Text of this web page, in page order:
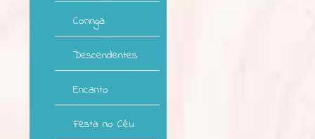
Coringa
Descendentes
Encanto
Festa no Céu